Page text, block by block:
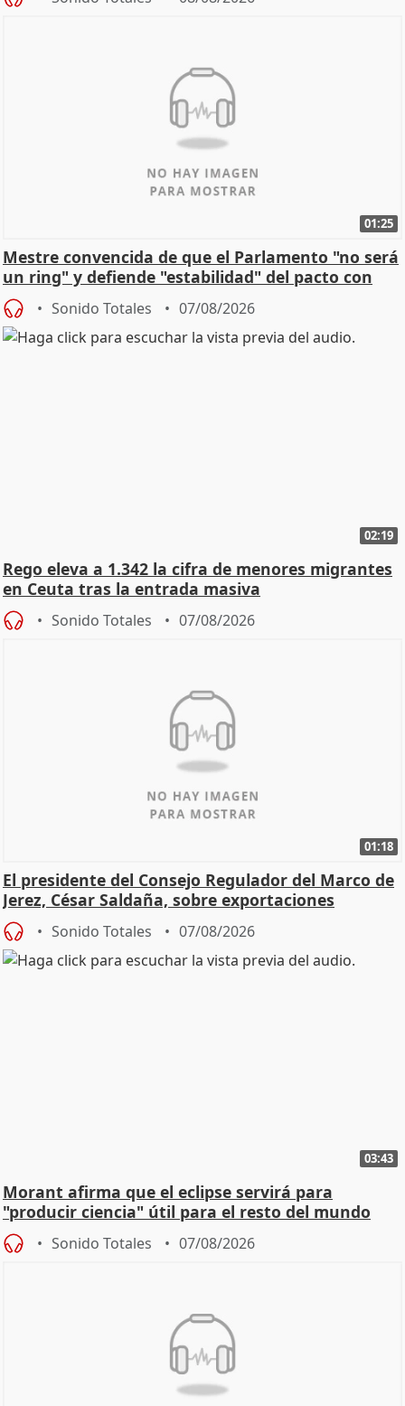
01:25
Mestre convencida de que el Parlamento "no será
un ring" y defiende "estabilidad" del pacto con
Vox
Sonido Totales 07/08/2026
02:19
Rego eleva a 1.342 la cifra de menores migrantes
en Ceuta tras la entrada masiva
Sonido Totales 07/08/2026
01:18
El presidente del Consejo Regulador del Marco de
Jerez, César Saldaña, sobre exportaciones
Sonido Totales 07/08/2026
03:43
Morant afirma que el eclipse servirá para
"producir ciencia" útil para el resto del mundo
Sonido Totales 07/08/2026